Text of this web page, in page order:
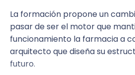
La formación propone un
pasar de ser el motor que
funcionamiento la farmacia a
arquitecto que diseña su
futuro.